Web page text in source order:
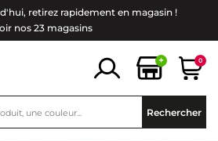
retirez rapidement en magasin !
nos 23 magasins
+ 0
Rechercher